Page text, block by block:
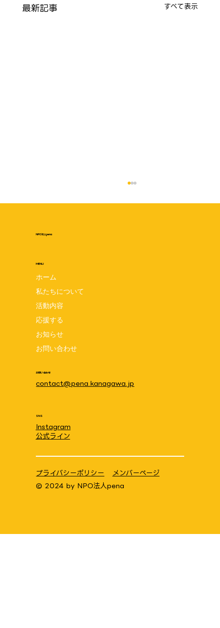
最新記事 すべて表示
インスタライブ 2025.11.15 世界早産
児デー写真展 初日
NPO法人pena
MENU
ホーム
私たちについて
活動内容
応援する
お知らせ
お問い合わせ
お問い合わせ
contact@pena.kanagawa.jp
SNS
Instagram
公式ライン
© 2024 by NPO法人pena
プライバシーポリシー メンバーページ